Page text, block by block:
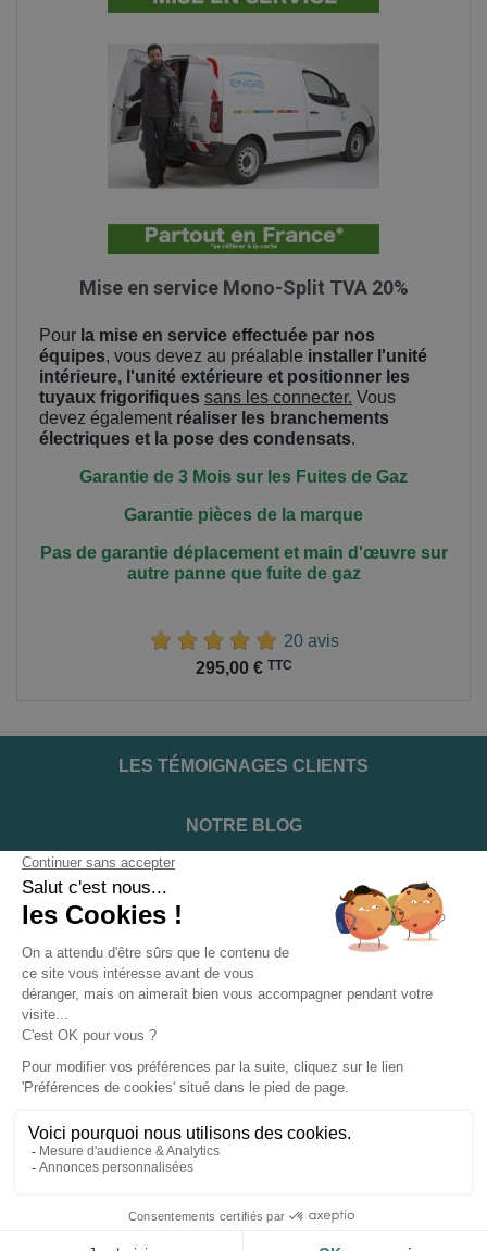
Mise en service Mono-Split TVA 20%
Pour la mise en service effectuée par nos
équipes, vous devez au préalable installer l'unité
intérieure, l'unité extérieure et positionner les
tuyaux frigorifiques sans les connecter. Vous
devez également réaliser les branchements
électriques et la pose des condensats.
Garantie de 3 Mois sur les Fuites de Gaz
Garantie pièces de la marque
Pas de garantie déplacement et main d'œuvresur
autre panne que fuite de gaz
20 avis
295,00 € TTC
LES TÉMOIGNAGES CLIENTS
NOTRE BLOG
DEVENIR INSTALLATEUR
NOTRE SERVICE APRÈS VENTE
NOS PARTENAIRES OFFICIELS
INFORMATIONS ET CONDITIONS